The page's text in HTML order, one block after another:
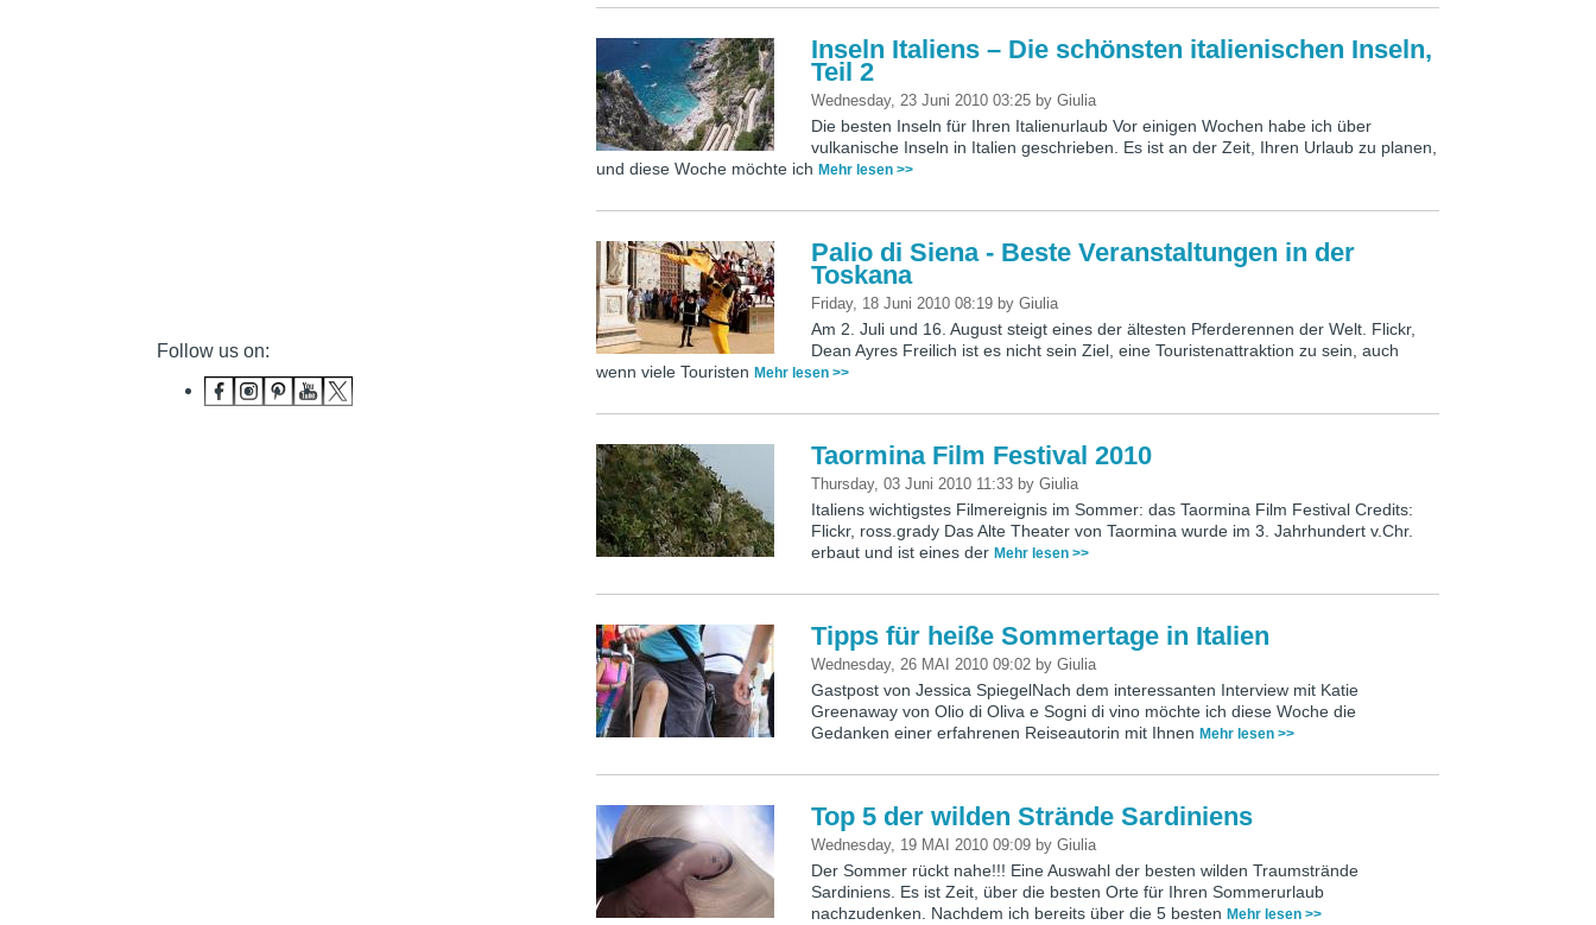
Inseln Italiens – Die schönsten italienischen Inseln,
Teil 2
Wednesday, 23 Juni 2010 03:25 byGiulia
Die besten Inseln für Ihren Italienurlaub Vor einigen Wochen habe ich über
vulkanische Inseln in Italien geschrieben. Es ist an der Zeit, Ihren Urlaub zu planen,
und diese Woche möchte ich Mehr lesen >>
Palio di Siena - Beste Veranstaltungen in der
Toskana
Friday, 18 Juni 2010 08:19 byGiulia
Am 2. Juli und 16. August steigt eines der ältesten Pferderennen der Welt. Flickr,
Dean Ayres Freilich ist es nicht sein Ziel, eine Touristenattraktion zu sein, auch
wenn viele Touristen Mehr lesen >>
Taormina Film Festival 2010
Thursday, 03 Juni 2010 11:33 byGiulia
Italiens wichtigstes Filmereignis im Sommer: das Taormina Film Festival Credits:
Flickr, ross.grady Das Alte Theater von Taormina wurde im 3. Jahrhundert v.Chr.
erbaut und ist eines derMehr lesen >>
Tipps für heiße Sommertage in Italien
Wednesday, 26 MAI 2010 09:02 byGiulia
Gastpost von Jessica SpiegelNach dem interessanten Interview mit Katie
Greenaway von Olio di Oliva e Sogni di vino möchte ich diese Woche die
Gedanken einer erfahrenen Reiseautorin mit IhnenMehr lesen >>
Top 5 der wilden Strände Sardiniens
Wednesday, 19 MAI 2010 09:09 byGiulia
Der Sommer rückt nahe!!! Eine Auswahl der besten wilden Traumstrände
Sardiniens. Es ist Zeit, über die besten Orte für Ihren Sommerurlaub
nachzudenken. Nachdem ich bereits über die 5 bestenMehr lesen >>
Follow us on: